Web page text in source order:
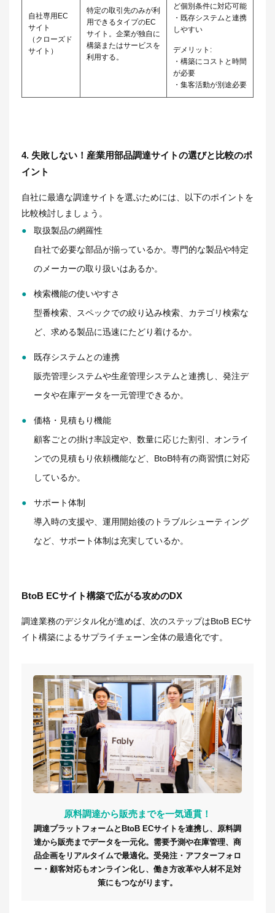
自社専用EC
サイト
（クローズド
サイト）
特定の取引先のみが利
用できるタイプのEC
サイト。企業が独自に
構築またはサービスを
利用する。
ど個別条件に対応可能
・既存システムと連携
しやすい
デメリット:
・構築にコストと時間
が必要
・集客活動が別途必要
4. 失敗しない！産業用部品調達サイトの選びと比較のポ
イント
自社に最適な調達サイトを選ぶためには、以下のポイントを
比較検討しましょう。
取扱製品の網羅性
自社で必要な部品が揃っているか。専門的な製品や特定
のメーカーの取り扱いはあるか。
検索機能の使いやすさ
型番検索、スペックでの絞り込み検索、カテゴリ検索な
ど、求める製品に迅速にたどり着けるか。
既存システムとの連携
販売管理システムや生産管理システムと連携し、発注デ
ータや在庫データを一元管理できるか。
価格・見積もり機能
顧客ごとの掛け率設定や、数量に応じた割引、オンライ
ンでの見積もり依頼機能など、BtoB特有の商習慣に対応
しているか。
サポート体制
導入時の支援や、運用開始後のトラブルシューティング
など、サポート体制は充実しているか。
BtoB ECサイト構築で広がる攻めのDX
調達業務のデジタル化が進めば、次のステップはBtoB ECサ
イト構築によるサプライチェーン全体の最適化です。
原料調達から販売までを一気通貫！
調達プラットフォームとBtoB ECサイトを連携し、原料調
達から販売までデータを一元化。需要予測や在庫管理、商
品企画をリアルタイムで最適化。受発注・アフターフォロ
ー・顧客対応もオンライン化し、働き方改革や人材不足対
策にもつながります。